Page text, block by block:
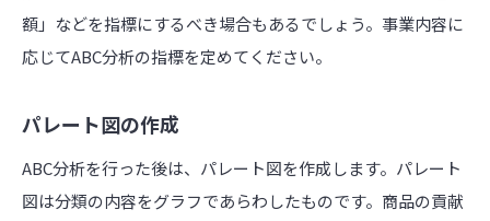
額」などを指標にするべき場合もあるでしょう。事業内容に
応じてABC分析の指標を定めてください。
パレート図の作成
ABC分析を行った後は、パレート図を作成します。パレート
図は分類の内容をグラフであらわしたものです。商品の貢献